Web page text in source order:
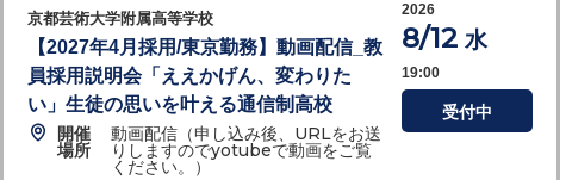
京都芸術大学附属高等学校
【2027年4月採用/東京勤務】動画配信_教
員採用説明会「ええかげん、変わりた
い」生徒の思いを叶える通信制高校
開催
場所
動画配信（申し込み後、URLをお送
りしますのでyotubeで動画をご覧
ください。）
2026
8/12 水
19:00
受付中